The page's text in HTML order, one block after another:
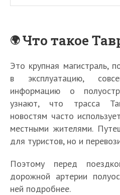
Что такое
Это крупная магистраль,
в эксплуатацию,
информацию о
узнают, что трасса
новостям часто
местными жителями.
для туристов, но и
Поэтому перед
дорожной артерии
ней подробнее.